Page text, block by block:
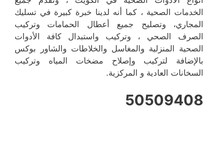
الخدمات الصحية ، كما أنه لدينا خبرة كبيرة في تسليك
المجاري، وتصليح جميع أعطال الحمامات وتركيب
الصرف الصحي ، وتركيب واستبدال كافة الأدوات
الصحية المنزلية والمغاسل والخلاطات والشاور بوكس
بالإضافة لتركيب وإصلاح مضخات المياه وتركيب
السخانات العادية و المركزية.
50509408